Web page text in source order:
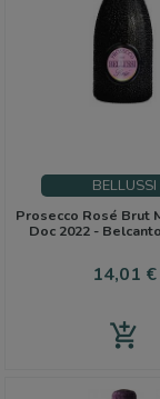
BELLUSSI
Prosecco Rosé Brut
Doc 2022 -
Prix
14,01 €
add_shopping_cart